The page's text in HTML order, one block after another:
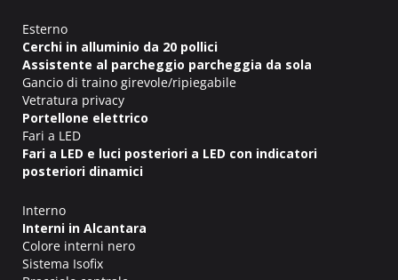
Esterno
Cerchi in alluminio da 20 pollici
Assistente al parcheggio parcheggia da sola
Gancio di traino girevole/ripiegabile
Vetratura privacy
Portellone elettrico
Fari a LED
Fari a LED e luci posteriori a LED con indicatori
posteriori dinamici
Interno
Interni in Alcantara
Colore interni nero
Sistema Isofix